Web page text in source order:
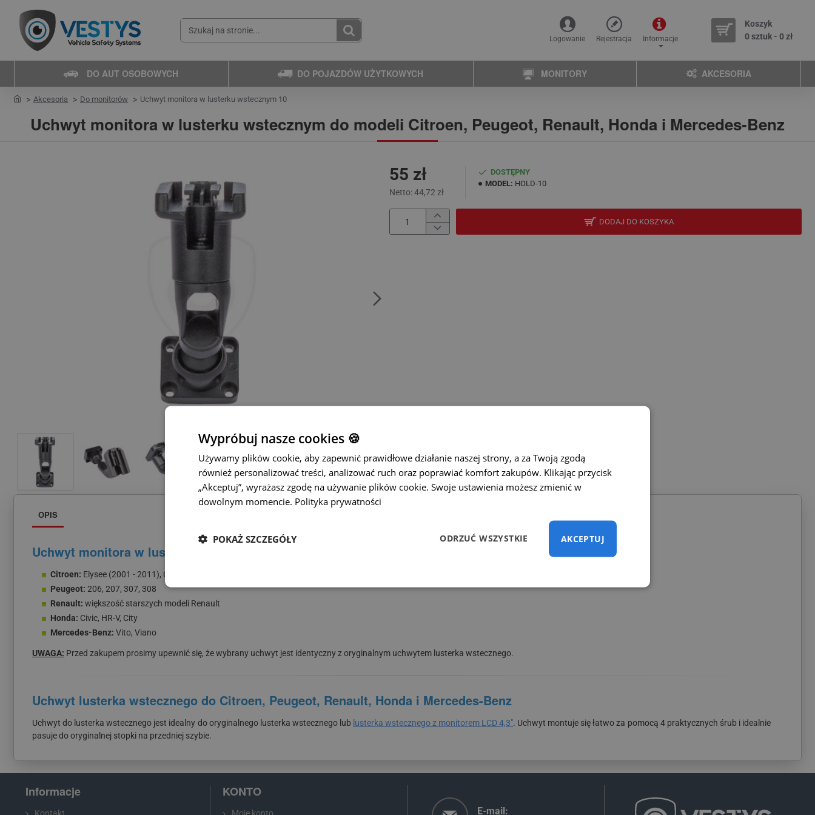
Szukaj
stronie...
Logowanie Rejestracja Informacje
Koszyk
0 sztuk - 0 zł
DO AUT OSOBOWYCH DO POJAZDÓW UŻYTKOWYCH MONITORY AKCESORIA
Uchwyt monitora w lusterku wstecznym do modeli Citroen, Peugeot, Renault, Honda i Mercedes-Benz
homeAkcesoria Do monitorów Uchwyt monitora w lusterku wstecznym 10
55 zł
Netto: 44,72 zł
DOSTĘPNY
MODEL: HOLD-10
DODAJ DO KOSZYKA
OPIS
Uchwyt monitora w lusterku wstecznym jest odpowiedni do pojazdów:
Citroen: Elysee (2001 - 2011), C2, C4
Peugeot: 206, 207, 307, 308
Renault: większość starszych modeli Renault
Honda: Civic, HR-V, City
Mercedes-Benz: Vito, Viano
UWAGA: Przed zakupem prosimy upewnić się, że wybrany uchwyt jest identyczny z oryginalnym uchwytem lusterka wstecznego.
Uchwyt lusterka wstecznego do Citroen, Peugeot, Renault, Honda i Mercedes-Benz
Uchwyt do lusterka wstecznego jest idealny do oryginalnego lusterka wstecznego lub lusterka wstecznego z monitorem LCD 4,3". Uchwyt montuje się łatwo za pomocą 4 praktycznych śrub i idealnie
pasuje do oryginalnej stopki na przedniej szybie.
Informacje KONTO
E-mail:
Wypróbuj nasze cookies 🍪
Używamy plików cookie, aby zapewnić prawidłowe działanie naszej strony, a za Twoją zgodą
również personalizować treści, analizować ruch oraz poprawiać komfort zakupów. Klikając przycisk
„Akceptuj”, wyrażasz zgodę na używanie plików cookie. Swoje ustawienia możesz zmienić w
dowolnym momencie. Polityka prywatności
AKCEPTUJ
ODRZUĆ WSZYSTKIE
POKAŻ SZCZEGÓŁY